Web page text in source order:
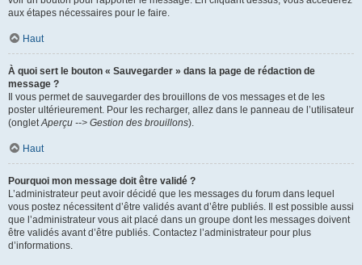
aux étapes nécessaires pour le faire.
Haut
À quoi sert le bouton « Sauvegarder » dans la page de rédaction de
message ?
Il vous permet de sauvegarder des brouillons de vos messages et de les
poster ultérieurement. Pour les recharger, allez dans le panneau de l’utilisateur
(ongletAperçu --> Gestion des brouillons).
Haut
Pourquoi mon message doit être validé ?
L’administrateur peut avoir décidé que les messages du forum dans lequel
vous postez nécessitent d’être validés avant d’être publiés. Il est possible aussi
que l’administrateur vous ait placé dans un groupe dont les messages doivent
être validés avant d’être publiés. Contactez l’administrateur pour plus
d’informations.